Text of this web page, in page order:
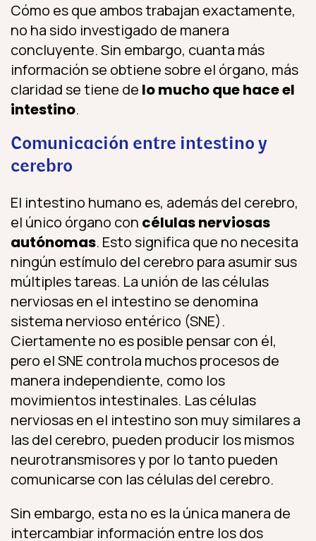
Cómo es que ambos trabajan exactamente,
no ha sido investigado de manera
concluyente. Sin embargo, cuanta más
información se obtiene sobre el órgano, más
claridad se tiene de lo mucho que hace el
intestino.
Comunicación entre intestino y
cerebro
El intestino humano es, además del cerebro,
el único órgano con células nerviosas
autónomas. Esto significa que no necesita
ningún estímulo del cerebro para asumir sus
múltiples tareas. La unión de las células
nerviosas en el intestino se denomina
sistema nervioso entérico (SNE).
Ciertamente no es posible pensar con él,
pero el SNE controla muchos procesos de
manera independiente, como los
movimientos intestinales. Las células
nerviosas en el intestino son muy similares a
las del cerebro, pueden producir los mismos
neurotransmisores y por lo tanto pueden
comunicarse con las células del cerebro.
Sin embargo, esta no es la única manera de
intercambiar información entre los dos